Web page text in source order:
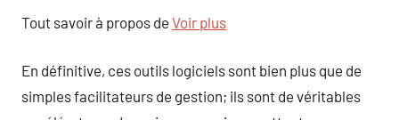
Tout savoir à propos de Voir plus
En définitive, ces outils logiciels sont bien plus que de
simples facilitateurs de gestion; ils sont de véritables